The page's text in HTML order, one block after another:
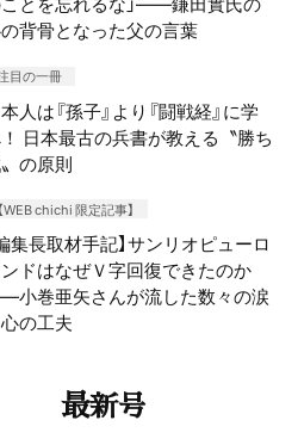
背骨となった父の言葉
目の一冊
人は『孫子』より『闘戦経』に学
日本最古の兵書が教える〝勝ち
の原則
【WEB chichi 限定記事】
集長取材手記】サンリオピューロ
ドはなぜＶ字回復できたのか
小巻亜矢さんが流した数々の涙
の工夫
最新号